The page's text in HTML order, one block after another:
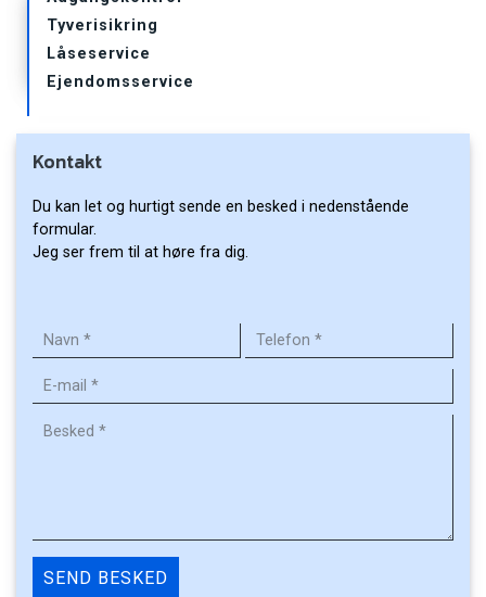
navigation
undersider
Tyverisikring
Låseservice
Ejendomsservice
Kontakt
Du kan let og hurtigt sende en besked i nedenstående
formular.
Jeg ser frem til at høre fra dig.